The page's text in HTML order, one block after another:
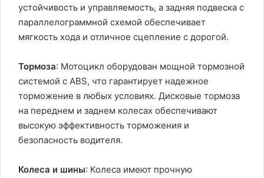
устойчивость и управляемость, а задняя подвеска с
параллелограммной схемой обеспечивает
мягкость хода и отличное сцепление с дорогой.
Тормоза: Мотоцикл оборудован мощной тормозной
системой с ABS, что гарантирует надежное
торможение в любых условиях. Дисковые тормоза
на переднем и заднем колесах обеспечивают
высокую эффективность торможения и
безопасность водителя.
Колеса и шины: Колеса имеют прочную